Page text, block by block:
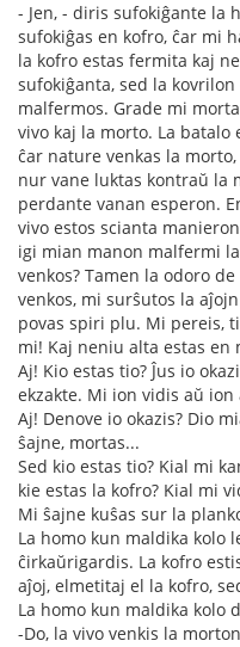
- Jen, - diris sufokiĝante la
sufokiĝas en kofro, ĉar mi
la kofro estas fermita kaj
sufokiĝanta, sed la
malfermos. Grade mi
vivo kaj la morto. La batalo
ĉar nature venkas la
nur vane luktas kontraŭ la
perdante vanan esperon.
vivo estos scianta
igi mian manon malfermi
venkos? Tamen la odoro
venkos, mi surŝutos la
povas spiri plu. Mi pereis,
mi! Kaj neniu alta estas en
Aj! Kio estas tio? Ĵus io
ekzakte. Mi ion vidis aŭ ion
Aj! Denove io okazis? Dio
ŝajne, mortas...
Sed kio estas tio? Kial mi
kie estas la kofro? Kial mi
Mi ŝajne kuŝas sur la
La homo kun maldika kolo
ĉirkaŭrigardis. La kofro
aĵoj, elmetitaj el la kofro,
La homo kun maldika kolo
-Do, la vivo venkis la